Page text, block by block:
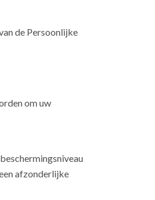
de Persoonlijke
om uw
afzonderlijke